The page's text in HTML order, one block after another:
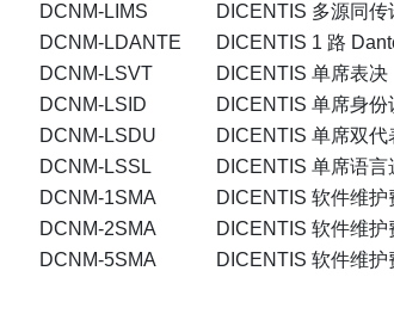
DCNM-LIMS
DICENTIS 多源同传
DCNM-LDANTE
DICENTIS 1 路
DCNM-LSVT
DICENTIS 单席表决
DCNM-LSID
DICENTIS 单席身份
DCNM-LSDU
DICENTIS 单席双代
DCNM-LSSL
DICENTIS 单席语言
DCNM-1SMA
DICENTIS 软件维护
DCNM-2SMA
DICENTIS 软件维护
DCNM-5SMA
DICENTIS 软件维护